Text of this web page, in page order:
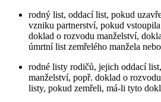
rodný list, oddací list, pokud
vzniku partnerství, pokud
doklad o rozvodu manželství,
úmrtní list zemřelého manžela
rodné listy rodičů, jejich oddací
manželství, popř. doklad o
listy, pokud zemřeli, má-li tyto